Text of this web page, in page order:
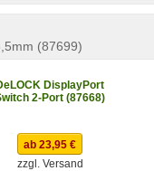
(87699)
DisplayPort
2-Port (87668)
ab 23,95 €
zzgl. Versand